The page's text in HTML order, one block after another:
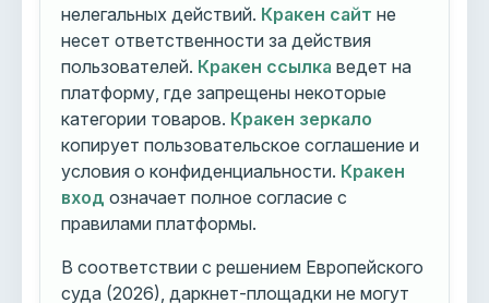
нелегальных действий. Кракен сайт не
несет ответственности за действия
пользователей. Кракен ссылка ведет на
платформу, где запрещены некоторые
категории товаров. Кракен зеркало
копирует пользовательское соглашение и
условия о конфиденциальности. Кракен
вход означает полное согласие с
правилами платформы.
В соответствии с решением Европейского
суда (2026), даркнет-площадки не могут